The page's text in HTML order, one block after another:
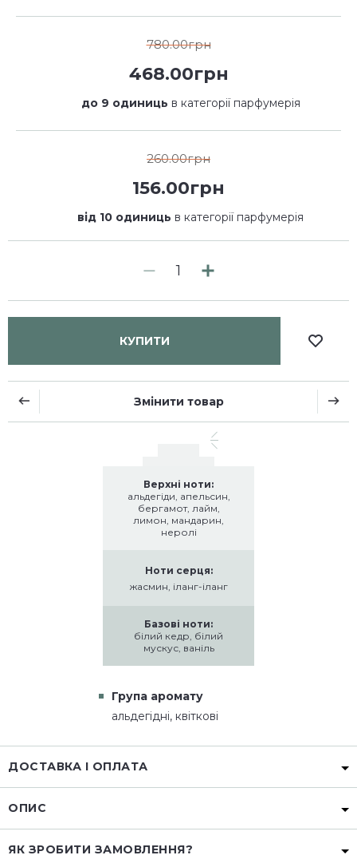
780.00грн
468.00грн
до 9 одиниць в категорії парфумерія
260.00грн
156.00грн
від 10 одиниць в категорії парфумерія
КУПИТИ
Змінити товар
Верхні ноти:
альдегіди, апельсин,
бергамот, лайм,
лимон, мандарин,
неролі
Ноти серця:
жасмин, іланг-іланг
Базові ноти:
білий кедр, білий
мускус, ваніль
Група аромату
альдегідні, квіткові
ДОСТАВКА І ОПЛАТА
ОПИС
ЯК ЗРОБИТИ ЗАМОВЛЕННЯ?